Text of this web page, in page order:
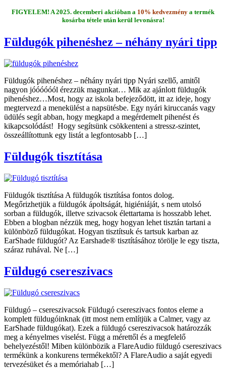
FIGYELEM! A 2025. decemberi akcióban a 10% kedvezmény a termék
kosárba tétele után kerül levonásra!
Füldugók pihenéshez – néhány nyári tipp
Füldugók pihenéshez – néhány nyári tipp Nyári szellő, amitől
nagyon jóóóóóól érezzük magunkat… Mik az ajánlott füldugók
pihenéshez…Most, hogy az iskola befejeződött, itt az ideje, hogy
megtervezd a menekülést a napsütésbe. Egy nyári kiruccanás vagy
üdülés segít abban, hogy megkapd a megérdemelt pihenést és
kikapcsolódást! Hogy segítsünk csökkenteni a stressz-szintet,
összeállítottunk egy listát a legfontosabb […]
Füldugók tisztítása
Füldugók tisztítása A füldugók tisztítása fontos dolog.
Megőrizhetjük a füldugók ápoltságát, higiéniáját, s nem utolsó
sorban a füldugók, illetve szivacsok élettartama is hosszabb lehet.
Ebben a blogban nézzük meg, hogy hogyan lehet tisztán tartani a
különböző füldugókat. Hogyan tisztítsuk és tartsuk karban az
EarShade füldugót? Az Earshade® tisztításához törölje le egy tiszta,
száraz ruhával. Ne […]
Füldugó csereszivacs
Füldugó – csereszivacsok Füldugó csereszivacs fontos eleme a
komplett füldugóinknak (itt most nem említjük a Calmer, vagy az
EarShade füldugókat). Ezek a füldugó csereszivacsok határozzák
meg a kényelmes viselést. Függ a mérettől és a megfelelő
behelyezéstől! Miben különbözik a FlareAudio füldugó csereszivacs
termékünk a konkurens termékektől? A FlareAudio a saját egyedi
tervezésüket és a memóriahab […]